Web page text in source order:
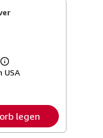
Weitere
Informationen
USA
legen